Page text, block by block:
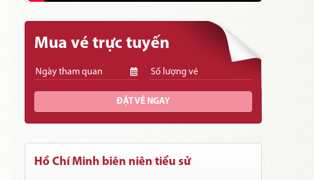
Mua vé trực tuyến
ĐẶT VÉ NGAY
Hồ Chí Minh biên niên tiểu sử